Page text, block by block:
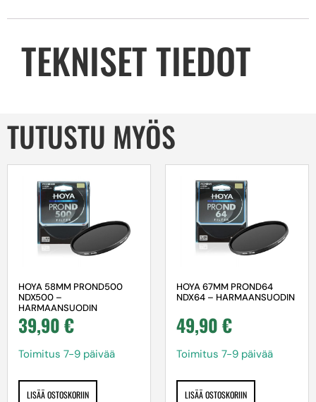
TEKNISET TIEDOT
TUTUSTU MYÖS
HOYA 58MM PROND500
NDX500 –
HARMAANSUODIN
39,90€
Toimitus 7-9 päivää
LISÄÄ OSTOSKORIIN
HOYA 67MM PROND64
NDX64 – HARMAANSUODIN
49,90€
Toimitus 7-9 päivää
LISÄÄ OSTOSKORIIN